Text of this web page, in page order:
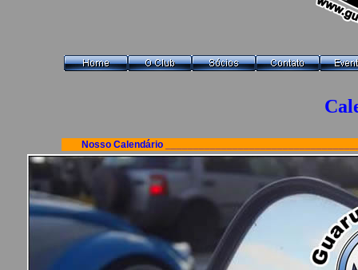
Nosso Calendário